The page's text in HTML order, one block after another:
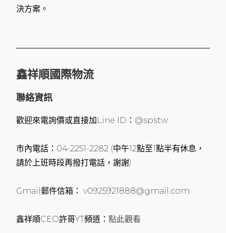
決方案。
鑫祥順國際物流
聯絡資訊
歡迎來電詢價或直接加Line ID：@spstw
市內電話：04-2251-2282 (中午12點至1點半有休息，
請於上班時段再撥打電話，謝謝)
Gmail郵件信箱： v0925921888@gmail.com
鑫祥順CEO許哥YT頻道：點此觀看